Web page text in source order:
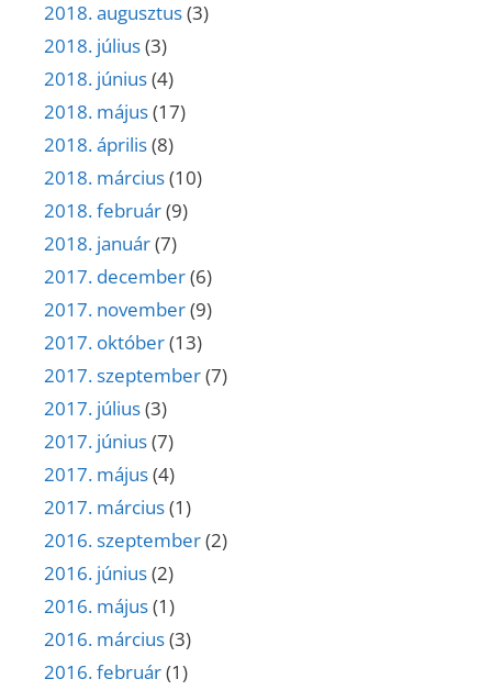
2018. augusztus(3)
2018. július(3)
2018. június(4)
2018. május(17)
2018. április(8)
2018. március(10)
2018. február(9)
2018. január(7)
2017. december(6)
2017. november(9)
2017. október(13)
2017. szeptember(7)
2017. július(3)
2017. június(7)
2017. május(4)
2017. március(1)
2016. szeptember(2)
2016. június(2)
2016. május(1)
2016. március(3)
2016. február(1)